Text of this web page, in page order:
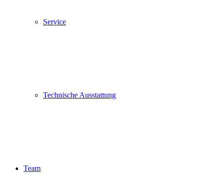
Service
Technische Ausstattung
Team